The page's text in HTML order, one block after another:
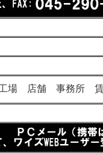
場 店舗 事務所